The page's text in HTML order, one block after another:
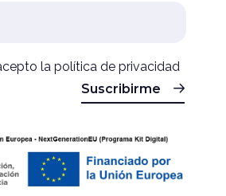
la política de privacidad
Suscribirme